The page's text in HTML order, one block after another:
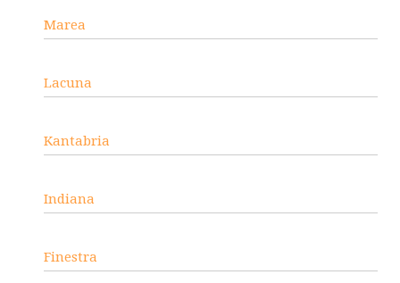
Marea
Lacuna
Kantabria
Indiana
Finestra